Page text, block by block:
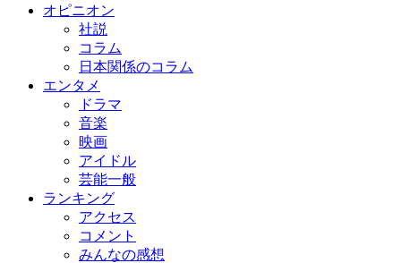
オピニオン
社説
コラム
日本関係のコラム
エンタメ
ドラマ
音楽
映画
アイドル
芸能一般
ランキング
アクセス
コメント
みんなの感想